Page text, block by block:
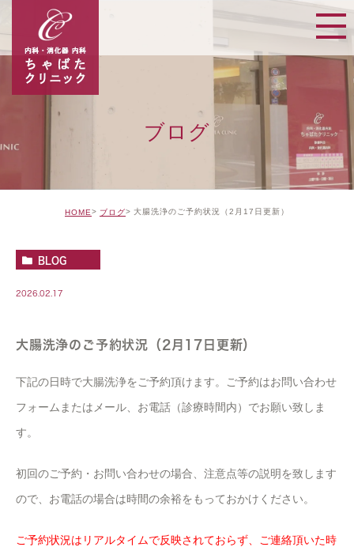
ブログ
HOME ブログ 大腸洗浄のご予約状況（2月17日更新）
BLOG
2026.02.17
大腸洗浄のご予約状況（2月17日更新）
下記の日時で大腸洗浄をご予約頂けます。ご予約はお問い合わせ
フォームまたはメール、お電話（診療時間内）でお願い致しま
す。
初回のご予約・お問い合わせの場合、注意点等の説明を致します
ので、お電話の場合は時間の余裕をもっておかけください。
ご予約状況はリアルタイムで反映されておらず、ご連絡頂いた時